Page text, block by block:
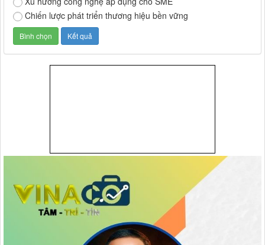
Chiến lược phát triển thương hiệu bền vững